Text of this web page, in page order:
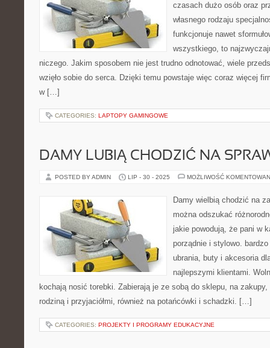
czasach dużo osób oraz
własnego rodzaju
funkcjonuje nawet
wszystkiego, to
niczego. Jakim sposobem nie jest trudno odnotować, wiele
wzięło sobie do serca. Dzięki temu powstaje więc coraz więcej
w […]
CATEGORIES: LAPTOPY GAMINGOWE
DAMY LUBIĄ CHODZIĆ NA
POSTED BY ADMIN LIP - 30 - 2025 MOŻLIWOŚĆ
Damy wielbią chodzić na
można odszukać
jakie powodują, że pani w
porządnie i stylowo.
ubrania, buty i akcesoria
najlepszymi klientami.
kochają nosić torebki. Zabierają je ze sobą do sklepu, na
rodziną i przyjaciółmi, również na potańcówki i schadzki. […]
CATEGORIES: PROJEKTY I PROGRAMY EDUKACYJNE